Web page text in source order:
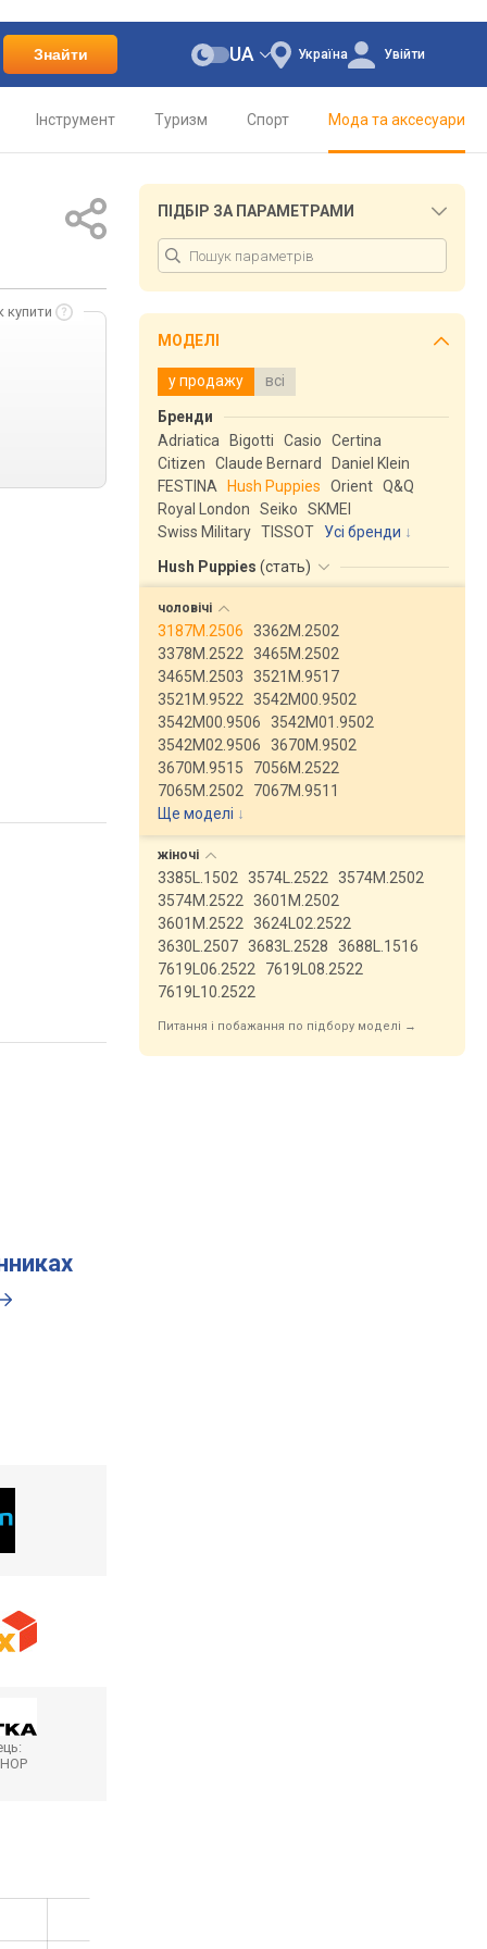
Знайти Україна
UA Увійти
Інструмент Туризм Спорт Мода та аксесуари
купити
ПІДБІР ЗА ПАРАМЕТРАМИ
МОДЕЛІ
у продажу всі
Бренди
Adriatica
Bigotti Casio
Certina
Citizen
Claude Bernard
Daniel Klein
FESTINA
Hush Puppies Orient Q&Q
Royal London
Seiko
SKMEI
Swiss Military TISSOT
Усі бренди
Hush Puppies (стать)
чоловічі
3187M.2506
3362M.2502
3378M.2522
3465M.2502
3465M.2503
3521M.9517
3521M.9522
3542M00.9502
3542M00.9506
3542M01.9502
3542M02.9506
3670M.9502
3670M.9515
7056M.2522
7065M.2502
7067M.9511
Ще моделі ↓
жіночі
3385L.1502 3574L.2522
3574M.2502
3574M.2522
3601M.2502
3601M.2522
3624L02.2522
3630L.2507 3683L.2528
3688L.1516
7619L06.2522
7619L08.2522
7619L10.2522
Питання і побажання по підбору моделі →